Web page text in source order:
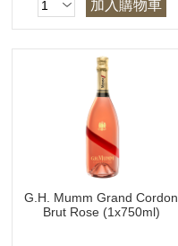
加入購物車
G.H. Mumm Grand Cordon
Brut Rose (1x750ml)